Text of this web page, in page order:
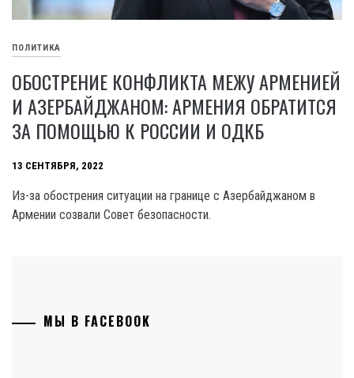
ПОЛИТИКА
ОБОСТРЕНИЕ КОНФЛИКТА МЕЖУ АРМЕНИЕЙ
И АЗЕРБАЙДЖАНОМ: АРМЕНИЯ ОБРАТИТСЯ
ЗА ПОМОЩЬЮ К РОССИИ И ОДКБ
13 СЕНТЯБРЯ, 2022
Из-за обострения ситуации на границе с Азербайджаном в
Армении созвали Совет безопасности.
МЫ В FACEBOOK